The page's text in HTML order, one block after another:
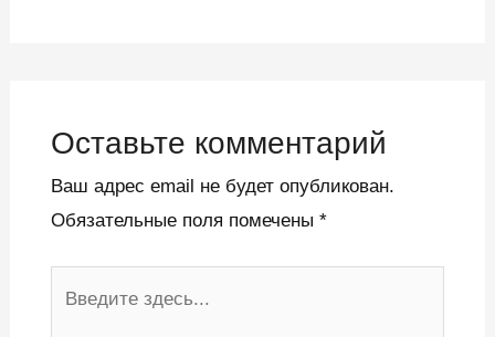
Оставьте комментарий
Ваш адрес email не будет опубликован.
Обязательные поля помечены *